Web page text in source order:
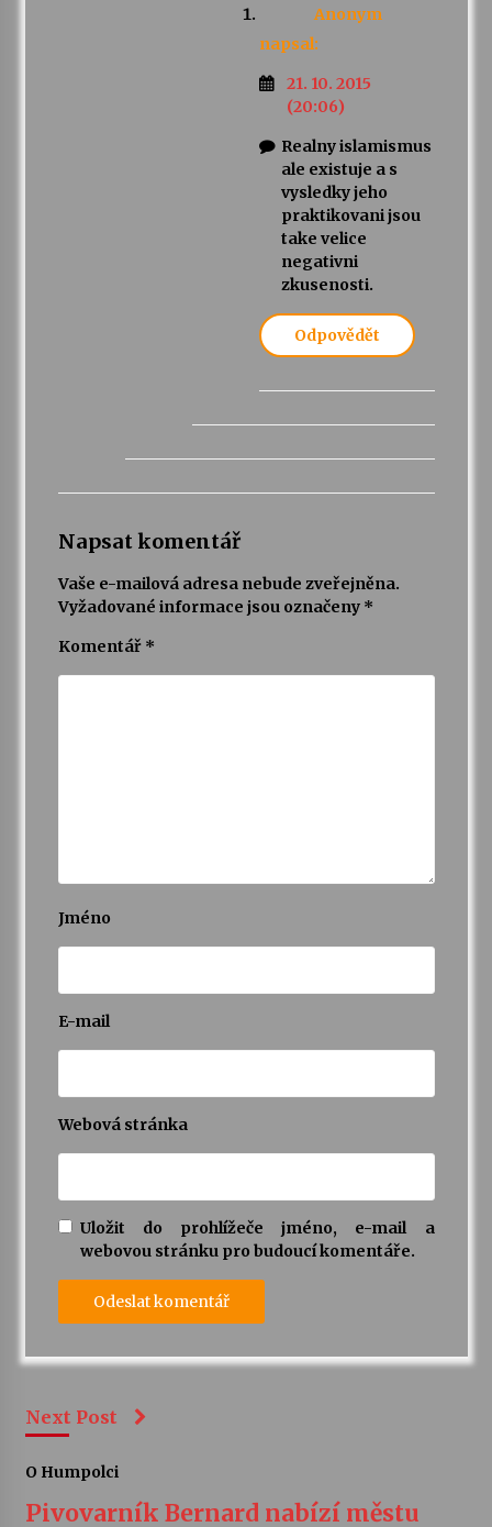
Anonym
napsal:
21. 10. 2015
(20:06)
Realny islamismus
ale existuje a s
vysledky jeho
praktikovani jsou
take velice
negativni
zkusenosti.
Odpovědět
Napsat komentář
Vaše e-mailová adresa nebude zveřejněna.
Vyžadované informace jsou označeny *
Komentář *
Jméno
E-mail
Webová stránka
Uložit do prohlížeče jméno, e-mail a
webovou stránku pro budoucí komentáře.
Next Post
O Humpolci
Pivovarník Bernard nabízí městu